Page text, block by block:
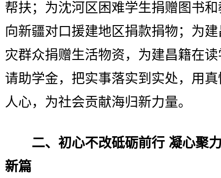
帮扶；为沈河区困难学生捐赠图书
向新疆对口援建地区捐款捐物；为
灾群众捐赠生活物资，为建昌籍在
请助学金，把实事落实到实处，用
人心，为社会贡献海归新力量。
二、初心不改砥砺前行 凝心聚
新篇